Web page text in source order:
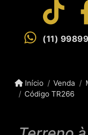
(11)
Início Venda
Código TR266